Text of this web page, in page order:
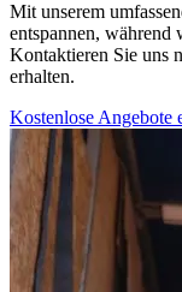
Mit unserem
entspannen, während
Kontaktieren Sie uns
erhalten.
Kostenlose Angebote